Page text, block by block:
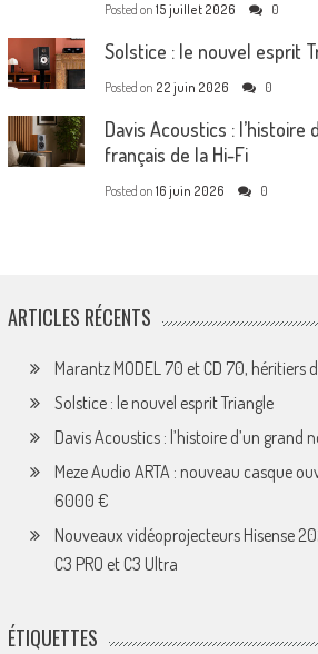
Posted on 15 juillet 2026 0
Solstice : le nouvel esprit
Posted on 22 juin 2026 0
Davis Acoustics : l’histoire
français de la Hi-Fi
Posted on 16 juin 2026 0
ARTICLES RÉCENTS
Marantz MODEL 70 et CD 70, héritiers
Solstice : le nouvel esprit Triangle
Davis Acoustics : l’histoire d’un grand
Meze Audio ARTA : nouveau casque
6000 €
Nouveaux vidéoprojecteurs Hisense
C3 PRO et C3 Ultra
ÉTIQUETTES